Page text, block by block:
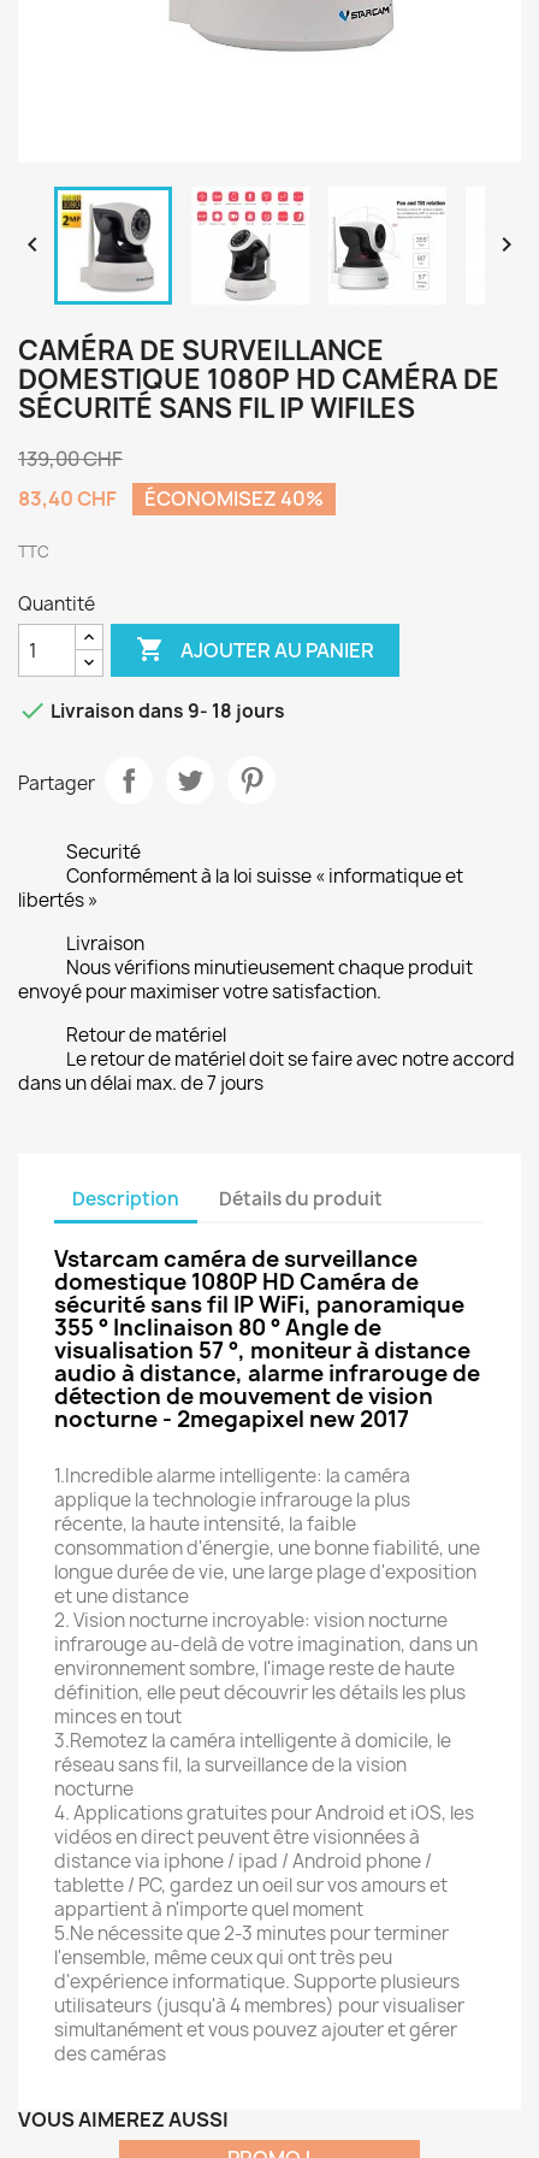
 
CAMÉRA DE SURVEILLANCE
DOMESTIQUE 1080P HD CAMÉRA DE
SÉCURITÉ SANS FIL IP WIFILES
139,00 CHF
83,40 CHF
ÉCONOMISEZ 40%
TTC
Quantité
 AJOUTER AU PANIER
 Livraison dans 9- 18 jours
Partager
Securité
Conformément à la loi suisse « informatique et
libertés »
Livraison
Nous vérifions minutieusement chaque produit
envoyé pour maximiser votre satisfaction.
Retour de matériel
Le retour de matériel doit se faire avec notre accord
dans un délai max. de 7 jours
Description Détails du produit
Vstarcam caméra de surveillance
domestique 1080P HD Caméra de
sécurité sans fil IP WiFi, panoramique
355 ° Inclinaison 80 ° Angle de
visualisation 57 °, moniteur à distance
audio à distance, alarme infrarouge de
détection de mouvement de vision
nocturne - 2megapixel new 2017
1.Incredible alarme intelligente: la caméra
applique la technologie infrarouge la plus
récente, la haute intensité, la faible
consommation d'énergie, une bonne fiabilité, une
longue durée de vie, une large plage d'exposition
et une distance
2. Vision nocturne incroyable: vision nocturne
infrarouge au-delà de votre imagination, dans un
environnement sombre, l'image reste de haute
définition, elle peut découvrir les détails les plus
minces en tout
3.Remotez la caméra intelligente à domicile, le
réseau sans fil, la surveillance de la vision
nocturne
4. Applications gratuites pour Android et iOS, les
vidéos en direct peuvent être visionnées à
distance via iphone / ipad / Android phone /
tablette / PC, gardez un oeil sur vos amours et
appartient à n'importe quel moment
5.Ne nécessite que 2-3 minutes pour terminer
l'ensemble, même ceux qui ont très peu
d'expérience informatique. Supporte plusieurs
utilisateurs (jusqu'à 4 membres) pour visualiser
simultanément et vous pouvez ajouter et gérer
des caméras
VOUS AIMEREZ AUSSI